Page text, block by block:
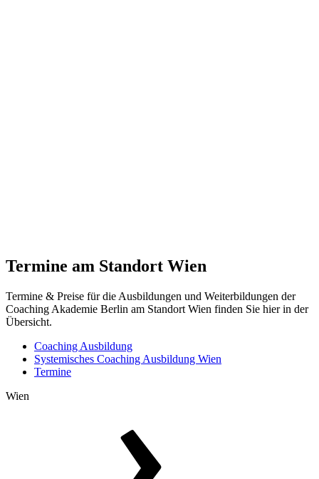
Termine am Standort Wien
Termine & Preise für die Ausbildungen und Weiterbildungen der
Coaching Akademie Berlin am Standort Wien finden Sie hier in der
Übersicht.
Coaching Ausbildung
Systemisches Coaching Ausbildung Wien
Termine
Wien